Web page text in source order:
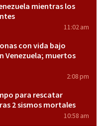
mientras los
11:02 am
con vida bajo
Venezuela; muertos
2:08 pm
para rescatar
2 sismos mortales
10:58 am